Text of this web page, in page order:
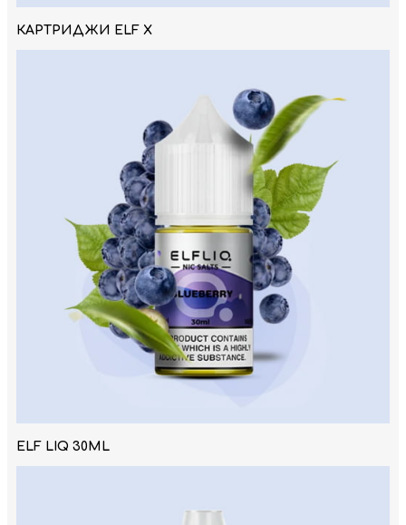
КАРТРИДЖИ ELF X
ELF LIQ 30ML